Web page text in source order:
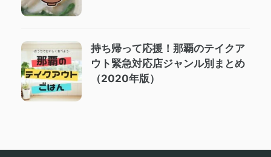
持ち帰って応援！那覇のテイクア
ウト緊急対応店ジャンル別まとめ
（2020年版）